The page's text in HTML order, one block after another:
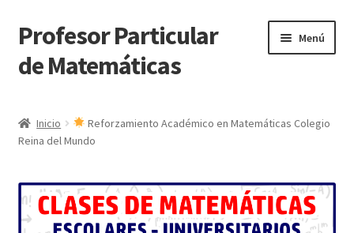
Ir
a
la
Ir
al
contenido
Profesor Particular
de Matemáticas
Menú
Tienda de Matemáticas 100% GRATIS
Inicio
Reforzamiento Académico en Matemáticas Colegio
Reina del Mundo